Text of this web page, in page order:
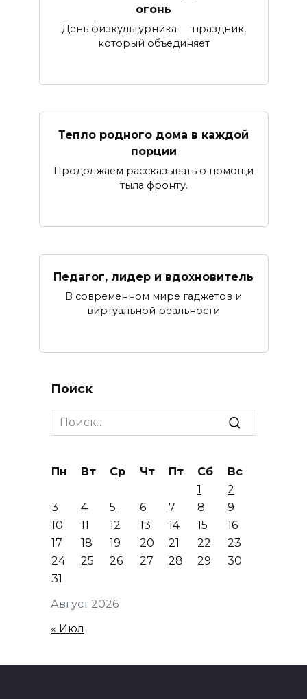
огонь
День физкультурника — праздник,
который объединяет
Тепло родного дома в каждой
порции
Продолжаем рассказывать о помощи
тыла фронту.
Педагог, лидер и вдохновитель
В современном мире гаджетов и
виртуальной реальности
Поиск
Search
for:
Август 2026
Пн Вт Ср Чт Пт Сб
Вс
1
2
3
4 5 6 7 8
9
10
11 12 13 14 15
16
17
18 19 20 21 22
23
24
25 26 27 28 29
30
31
« Июл